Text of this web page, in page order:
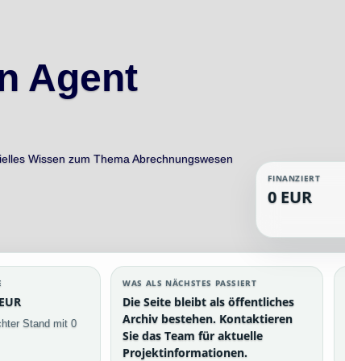
Agent
Wissen zum Thema Abrechnungswesen
FINANZIERT
0 EUR
Stand mit 0
WAS ALS NÄCHSTES PASSIERT
Die Seite bleibt als öffentliches
Archiv bestehen. Kontaktieren
Sie das Team für aktuelle
Projektinformationen.